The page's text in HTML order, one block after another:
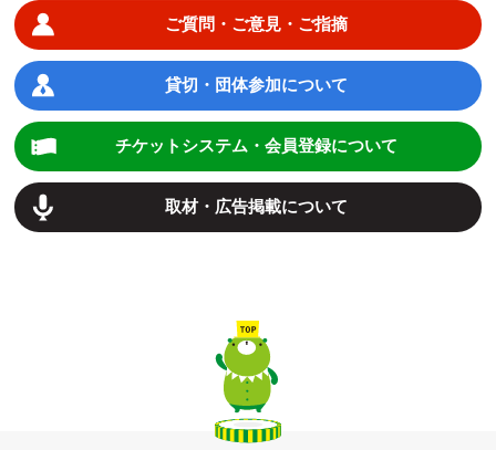
ご質問・ご意見・ご指摘
貸切・団体参加について
チケットシステム・会員登録について
取材・広告掲載について